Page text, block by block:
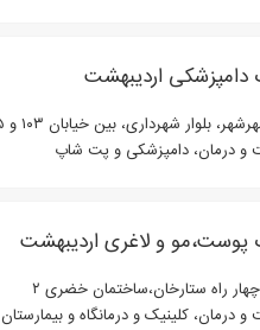
دامپزشکی اردیبهشت
بلوار شهرداری، بین خیابان ۱۰۳ و ۱۰۵
و درمان، دامپزشکی و پت شاپ
پوست،مو و لاغری اردیبهشت
چهار راه ستارخان،ساختمان خضری ۲
درمان، کلینیک و درمانگاه و بیمارستان